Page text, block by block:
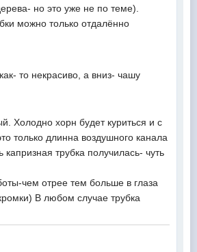
но это уже не по теме).
можно только отдалённо
то некрасиво, а вниз- чашу
Холодно хорн будет куриться и с
только длинна воздушного канала
трубка получилась- чуть
чем отрее тем больше в глаза
В любом случае трубка